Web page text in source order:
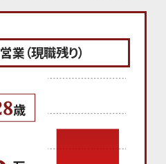
（現職残り）